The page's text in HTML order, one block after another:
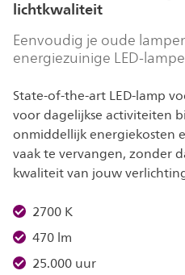
lichtkwaliteit
Eenvoudig je oude
energiezuinige LED-
State-of-the-art LED-lamp
voor dagelijkse activiteiten
onmiddellijk energiekosten
vaak te vervangen, zonder
kwaliteit van jouw
2700 K
470 lm
25.000 uur